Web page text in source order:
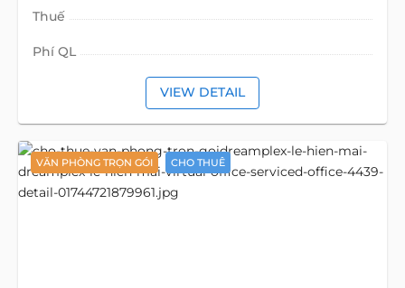
Thuế
Phí QL
VIEW DETAIL
VĂN PHÒNG TRỌN GÓI CHO THUÊ